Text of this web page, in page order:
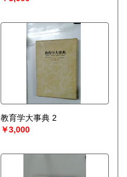
教育学大事典 2
￥3,000